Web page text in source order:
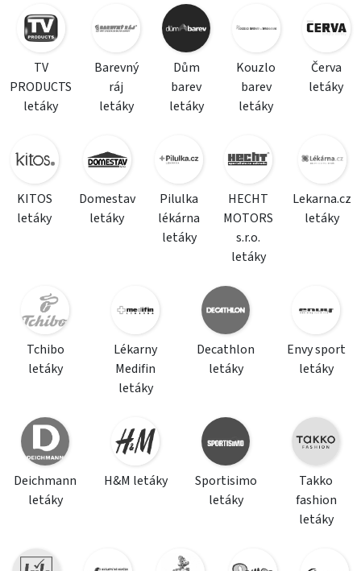
TV
PRODUCTS
letáky
Barevný
ráj
letáky
Dům
barev
letáky
Kouzlo
barev
letáky
Červa
letáky
KITOS
letáky
Domestav
letáky
Pilulka
lékárna
letáky
HECHT
MOTORS
s.r.o.
letáky
Lekarna.cz
letáky
Tchibo
letáky
Lékarny
Medifin
letáky
Decathlon
letáky
Envy sport
letáky
Deichmann
letáky
H&M letáky
Sportisimo
letáky
Takko
fashion
letáky